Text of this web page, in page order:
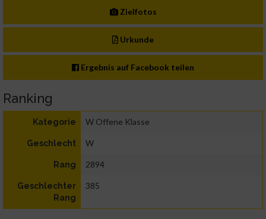
Zielfotos
Urkunde
Ergebnis auf Facebook teilen
Ranking
Kategorie W Offene Klasse
Geschlecht W
Rang 2894
Geschlechter
Rang
385